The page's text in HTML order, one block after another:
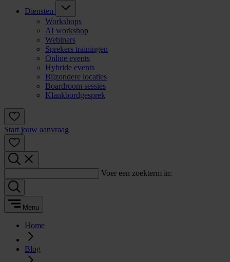
Diensten
Workshops
AI workshop
Webinars
Sprekers trainingen
Online events
Hybride events
Bijzondere locaties
Boardroom sessies
Klankbordgesprek
Start jouw aanvraag
Voer een zoekterm in:
Menu
Home
Blog